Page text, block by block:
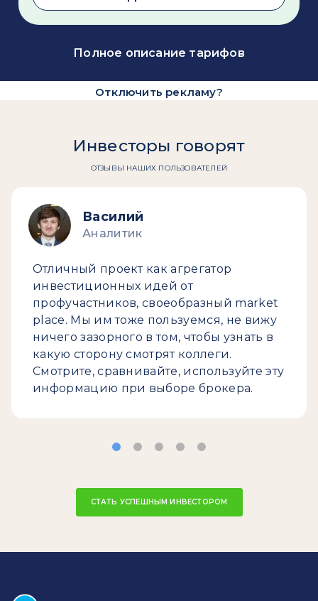
Полное описание тарифов
Отключить рекламу?
Инвесторы говорят
ОТЗЫВЫ НАШИХ ПОЛЬЗОВАТЕЛЕЙ
Василий
Аналитик
Отличный проект как агрегатор
инвестиционных идей от
профучастников, своеобразный market
place. Мы им тоже пользуемся, не вижу
ничего зазорного в том, чтобы узнать в
какую сторону смотрят коллеги.
Смотрите, сравнивайте, используйте эту
информацию при выборе брокера.
СТАТЬ УСПЕШНЫМ ИНВЕСТОРОМ